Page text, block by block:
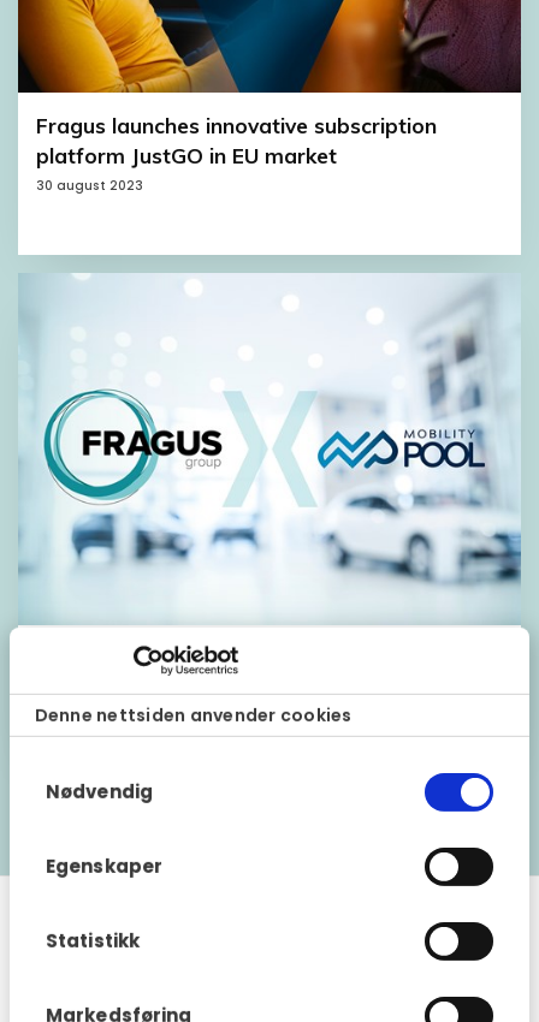
Denne nettsiden anvender cookies
Nødvendig
Egenskaper
Statistikk
Markedsføring
Fragus launches innovative subscription
platform JustGO in EU market
30 august 2023
Fragus Group kjøper Mobility Pool